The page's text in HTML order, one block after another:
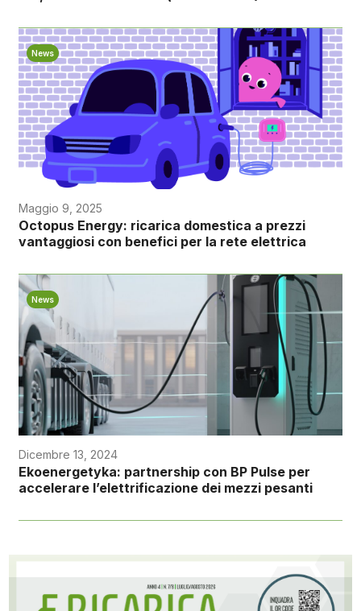
News
Maggio 9, 2025
Octopus Energy: ricarica domestica a prezzi
vantaggiosi con benefici per la rete elettrica
News
Dicembre 13, 2024
Ekoenergetyka: partnership con BP Pulse per
accelerare l’elettrificazione dei mezzi pesanti